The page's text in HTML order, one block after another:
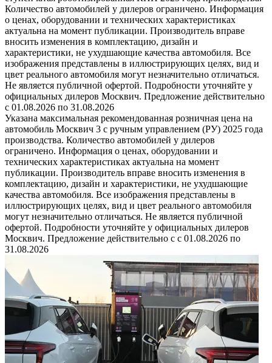
Количество автомобилей у дилеров ограничено. Информация
о ценах, оборудовании и технических характеристиках
актуальна на момент публикации. Производитель вправе
вносить изменения в комплектацию, дизайн и
характеристики, не ухудшающие качества автомобиля. Все
изображения представлены в иллюстрирующих целях, вид и
цвет реального автомобиля могут незначительно отличаться.
Не является публичной офертой. Подробности уточняйте у
официальных дилеров Москвич. Предложение действительно
с 01.08.2026 по 31.08.2026
Указана максимальная рекомендованная розничная цена на
автомобиль Москвич 3 с ручным управлением (РУ) 2025 года
производства. Количество автомобилей у дилеров
ограничено. Информация о ценах, оборудовании и
технических характеристиках актуальна на момент
публикации. Производитель вправе вносить изменения в
комплектацию, дизайн и характеристики, не ухудшающие
качества автомобиля. Все изображения представлены в
иллюстрирующих целях, вид и цвет реального автомобиля
могут незначительно отличаться. Не является публичной
офертой. Подробности уточняйте у официальных дилеров
Москвич. Предложение действительно с с 01.08.2026 по
31.08.2026